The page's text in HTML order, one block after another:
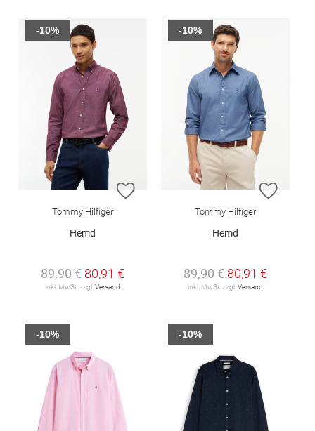
ZUR WUNSCHLISTE HINZUFÜGEN
Tommy Hilfiger
Hemd
89,90 € 80,91 €
inkl. MwSt. zzgl. Versand
-10%
ZUR
Tommy Hilfiger
Hemd
89,90 € 80,91 €
inkl. MwSt. zzgl. Versand
-10%
-10% -10%